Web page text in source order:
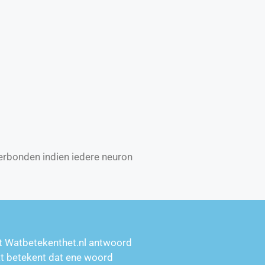
indien iedere neuron
Watbetekenthet.nl antwoord
betekent dat ene woord